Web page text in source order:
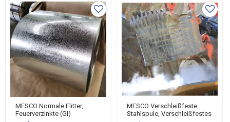
MESCO Normale Flitter,
Feuerverzinkte (GI)
MESCO Verschleißfeste
Stahlspule, Verschleißfestes